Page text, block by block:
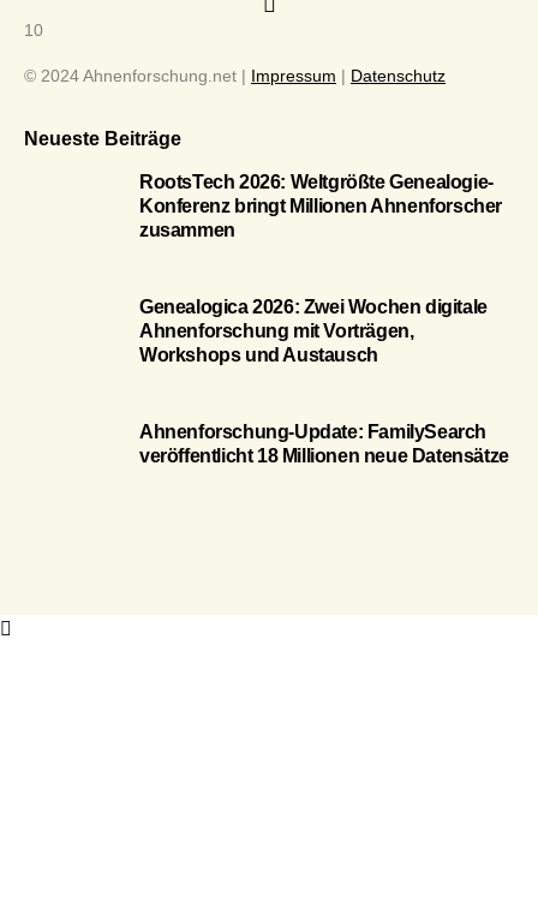
10
© 2024 Ahnenforschung.net | Impressum | Datenschutz
Neueste Beiträge
RootsTech 2026: Weltgrößte Genealogie-
Konferenz bringt Millionen Ahnenforscher
zusammen
Genealogica 2026: Zwei Wochen digitale
Ahnenforschung mit Vorträgen,
Workshops und Austausch
Ahnenforschung-Update: FamilySearch
veröffentlicht 18 Millionen neue Datensätze